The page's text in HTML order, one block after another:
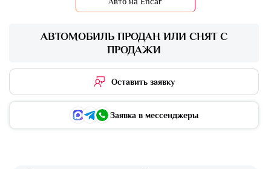
АВТОМОБИЛЬ ПРОДАН ИЛИ СНЯТ С
ПРОДАЖИ
Оставить заявку
Заявка в мессенджеры